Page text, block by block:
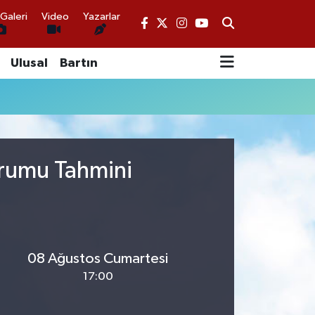
Video Yazarlar
Ulusal Bartın
Tahmini
08 Ağustos Cumartesi
17:00